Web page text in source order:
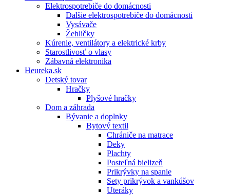
Elektrospotrebiče do domácnosti
Dalšie elektrospotrebiče do domácnosti
Vysávače
Žehličky
Kúrenie, ventilátory a elektrické krby
Starostlivosť o vlasy
Zábavná elektronika
Heureka.sk
Detský tovar
Hračky
Plyšové hračky
Dom a záhrada
Bývanie a doplnky
Bytový textil
Chrániče na matrace
Deky
Plachty
Posteľná bielizeň
Prikrývky na spanie
Sety prikrývok a vankúšov
Uteráky